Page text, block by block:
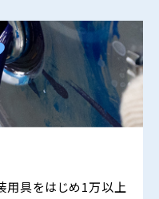
用具をはじめ1万以上